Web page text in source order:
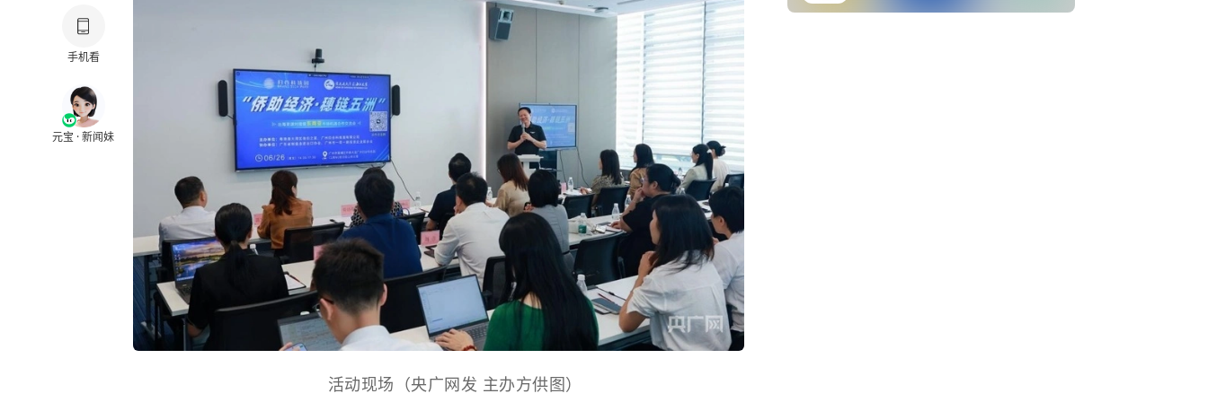
手机看
元宝 · 新闻妹
活动现场（央广网发 主办方供图）